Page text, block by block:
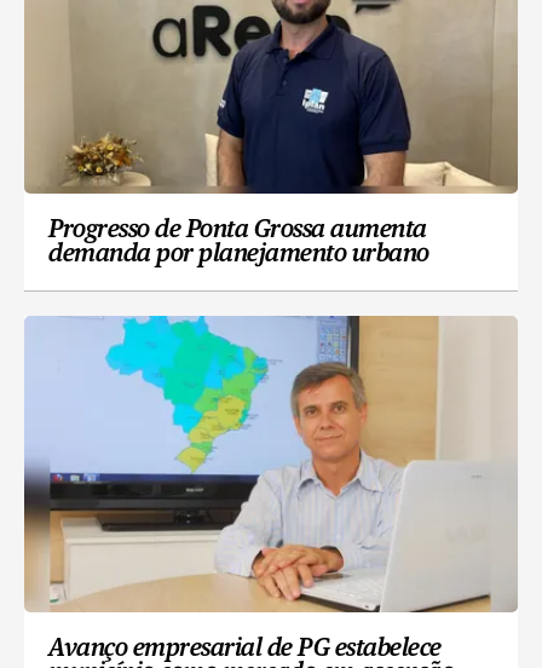
Progresso de Ponta Grossa aumenta
demanda por planejamento urbano
Avanço empresarial de PG estabelece